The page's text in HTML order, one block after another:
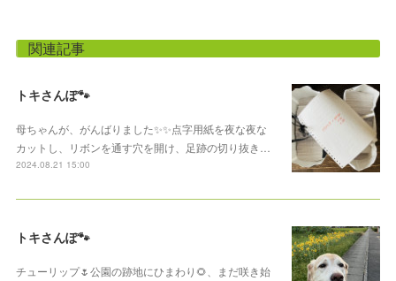
関連記事
トキさんぽ🐾
母ちゃんが、がんばりました✨✨点字用紙を夜な夜な
カットし、リボンを通す穴を開け、足跡の切り抜き…
2024.08.21 15:00
トキさんぽ🐾
チューリップ🌷公園の跡地にひまわり🌻、まだ咲き始